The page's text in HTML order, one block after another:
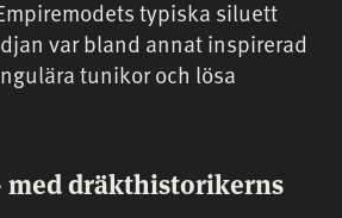
typiska siluett
var bland annat inspirerad
tunikor och lösa
med dräkthistorikerns